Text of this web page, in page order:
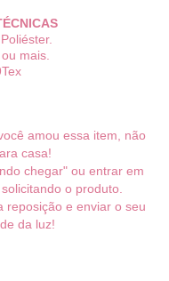
mais.
amou essa item, não
casa!
chegar" ou entrar em
o produto.
reposição e enviar o seu
da luz!